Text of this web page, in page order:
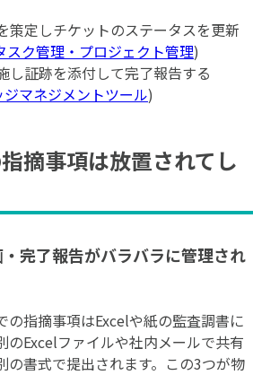
策定しチケットのステータスを更新
スク管理・プロジェクト管理)
し証跡を添付して完了報告する
ジマネジメントツール)
摘事項は放置されてし
完了報告がバラバラに管理され
の指摘事項はExcelや紙の監査調書に
のExcelファイルや社内メールで共有
の書式で提出されます。この3つが物